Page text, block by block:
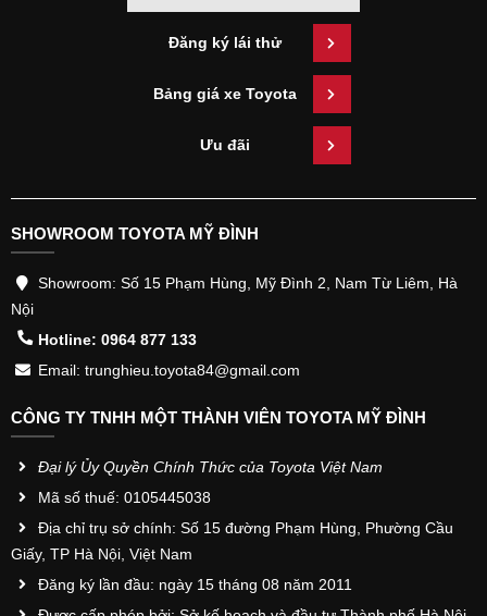
Đăng ký lái thử
Bảng giá xe Toyota
Ưu đãi
SHOWROOM TOYOTA MỸ ĐÌNH
Showroom: Số 15 Phạm Hùng, Mỹ Đình 2, Nam Từ Liêm, Hà
Nội
Hotline: 0964 877 133
Email: trunghieu.toyota84@gmail.com
CÔNG TY TNHH MỘT THÀNH VIÊN TOYOTA MỸ ĐÌNH
Đại lý Ủy Quyền Chính Thức của Toyota Việt Nam
Mã số thuế: 0105445038
Địa chỉ trụ sở chính: Số 15 đường Phạm Hùng, Phường Cầu
Giấy, TP Hà Nội, Việt Nam
Đăng ký lần đầu: ngày 15 tháng 08 năm 2011